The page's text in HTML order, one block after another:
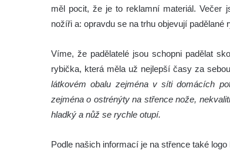
měl pocit, že je to reklamní materiál. Večer
nožíři a: opravdu se na trhu objevují padělané
Víme, že padělatelé jsou schopni padělat
rybička, která měla už nejlepší časy za
látkovém obalu zejména v síti domácích
zejména o ostrénýty na střence nože,
hladký a nůž se rychle otupí.
Podle našich informací je na střence také